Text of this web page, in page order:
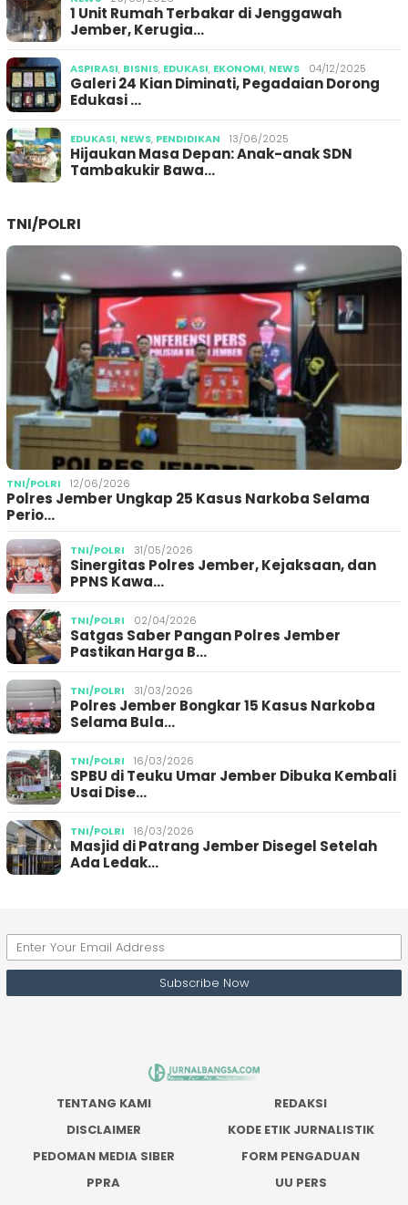
1 Unit Rumah Terbakar di Jenggawah
Jember, Kerugia…
ASPIRASI, BISNIS, EDUKASI, EKONOMI, NEWS 04/12/2025
Galeri 24 Kian Diminati, Pegadaian Dorong
Edukasi …
EDUKASI, NEWS, PENDIDIKAN 13/06/2025
Hijaukan Masa Depan: Anak-anak SDN
Tambakukir Bawa…
TNI/POLRI
TNI/POLRI 12/06/2026
Polres Jember Ungkap 25 Kasus Narkoba Selama
Perio…
TNI/POLRI 31/05/2026
Sinergitas Polres Jember, Kejaksaan, dan
PPNS Kawa…
TNI/POLRI 02/04/2026
Satgas Saber Pangan Polres Jember
Pastikan Harga B…
TNI/POLRI 31/03/2026
Polres Jember Bongkar 15 Kasus Narkoba
Selama Bula…
TNI/POLRI 16/03/2026
SPBU di Teuku Umar Jember Dibuka Kembali
Usai Dise…
TNI/POLRI 16/03/2026
Masjid di Patrang Jember Disegel Setelah
Ada Ledak…
TENTANG KAMI
REDAKSI
DISCLAIMER
KODE ETIK JURNALISTIK
PEDOMAN MEDIA SIBER
FORM PENGADUAN
PPRA
UU PERS